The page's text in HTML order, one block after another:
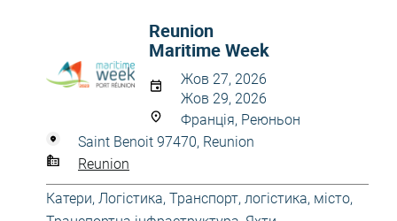
Reunion
Maritime Week
Жов 27, 2026
Жов 29, 2026
Франція, Реюньон
Saint Benoit 97470, Reunion
Reunion
Катери, Логістика, Транспорт, логістика, місто,